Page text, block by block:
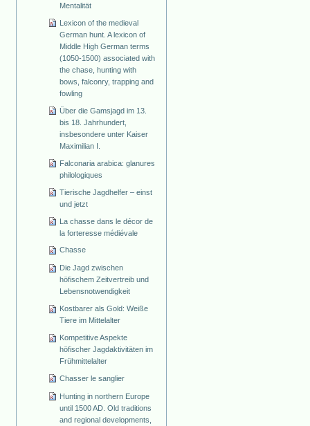
Mentalität
Lexicon of the medieval
German hunt. A lexicon of
Middle High German terms
(1050-1500) associated with
the chase, hunting with
bows, falconry, trapping and
fowling
Über die Gamsjagd im 13.
bis 18. Jahrhundert,
insbesondere unter Kaiser
Maximilian I.
Falconaria arabica: glanures
philologiques
Tierische Jagdhelfer – einst
und jetzt
La chasse dans le décor de
la forteresse médiévale
Chasse
Die Jagd zwischen
höfischem Zeitvertreib und
Lebensnotwendigkeit
Kostbarer als Gold: Weiße
Tiere im Mittelalter
Kompetitive Aspekte
höfischer Jagdaktivitäten im
Frühmittelalter
Chasser le sanglier
Hunting in northern Europe
until 1500 AD. Old traditions
and regional developments,